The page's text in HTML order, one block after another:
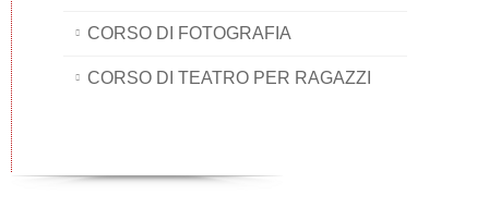
CORSO DI FOTOGRAFIA
CORSO DI TEATRO PER RAGAZZI